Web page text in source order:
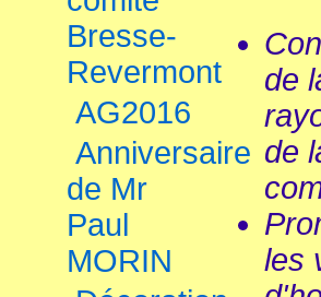
Bresse-
Revermont
AG2016
Anniversaire
de Mr
Paul
MORIN
de
de
les